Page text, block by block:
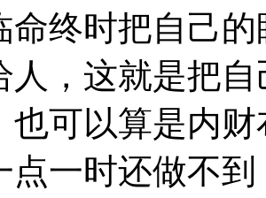
命终时把自己
人，这就是把
也可以算是内
点一时还做不